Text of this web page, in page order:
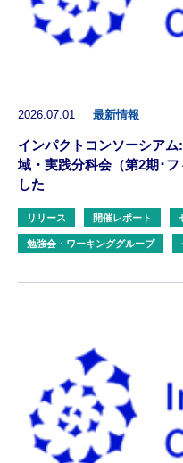
2026.07.01 最新情報
インパクトコンソーシア
域・実践分科会（第2期･
した
リリース 開催レポート
勉強会・ワーキンググループ